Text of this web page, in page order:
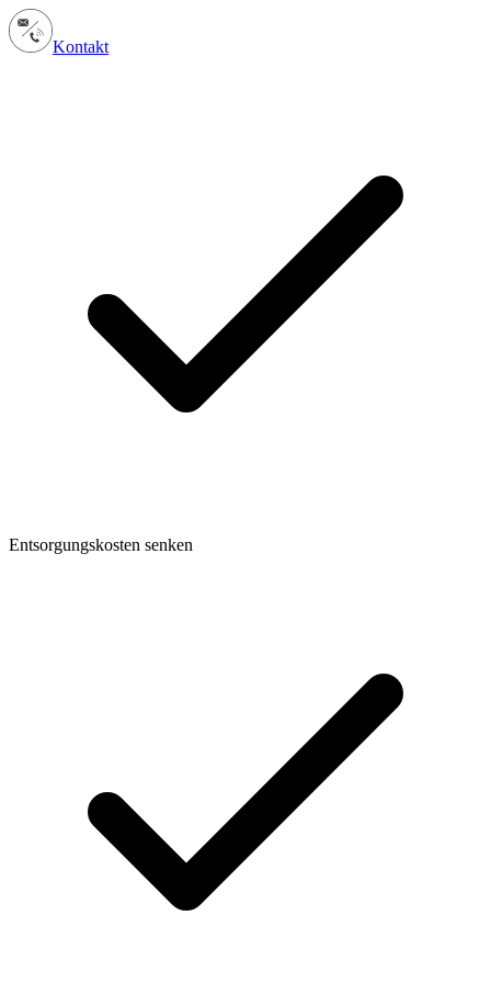
Kontakt
Entsorgungskosten senken